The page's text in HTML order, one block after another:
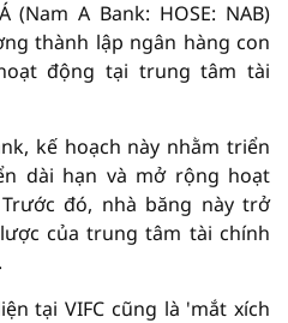
(Nam A Bank: HOSE: NAB)
thành lập ngân hàng con
động tại trung tâm tài
kế hoạch này nhằm triển
dài hạn và mở rộng hoạt
đó, nhà băng này trở
của trung tâm tài chính
tại VIFC cũng là 'mắt xích